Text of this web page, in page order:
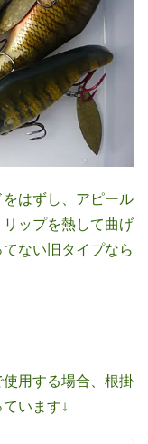
はずし、アピール
ップを熱して曲げ
ない旧タイプなら
用する場合、根掛
います↓